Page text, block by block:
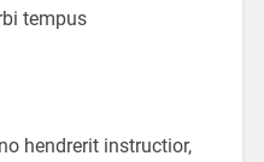
tempus
hendrerit instructior,